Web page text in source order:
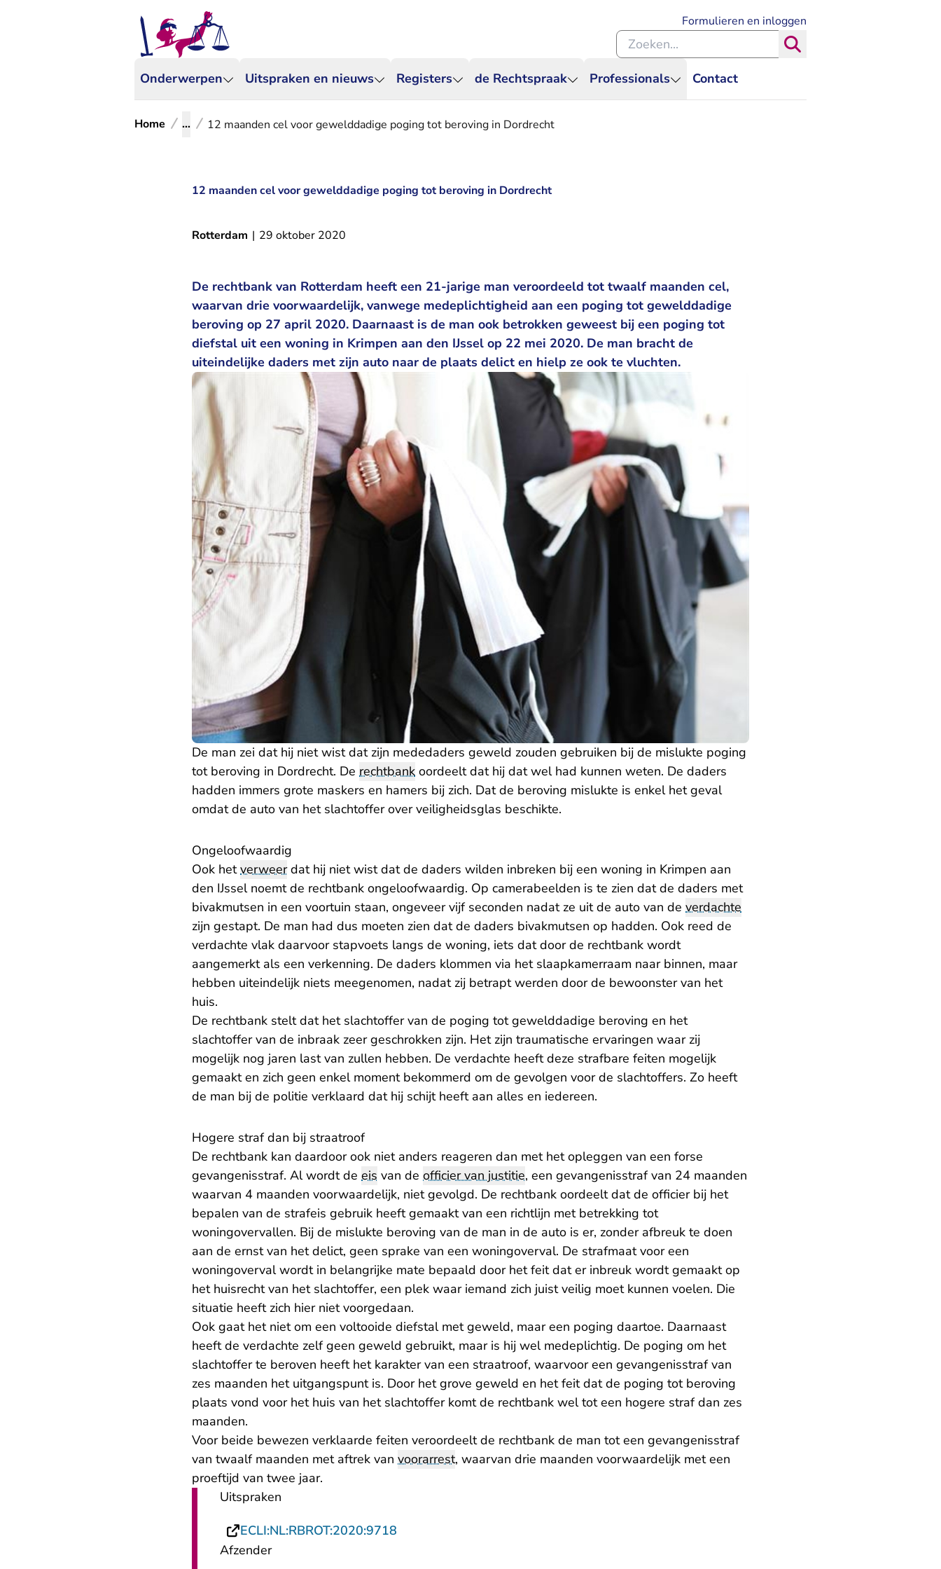
Onderwerpen Uitspraken en nieuws Registers de Rechtspraak Professionals Contact
Formulieren en inloggen
Zoeken binnen de Rechtspraak
Home ... 12 maanden cel voor gewelddadige poging tot beroving in Dordrecht
12 maanden cel voor gewelddadige poging tot beroving in Dordrecht
Rotterdam | 29 oktober 2020
De rechtbank van Rotterdam heeft een 21-jarige man veroordeeld tot twaalf maanden cel,
waarvan drie voorwaardelijk, vanwege medeplichtigheid aan een poging tot gewelddadige
beroving op 27 april 2020. Daarnaast is de man ook betrokken geweest bij een poging tot
diefstal uit een woning in Krimpen aan den IJssel op 22 mei 2020. De man bracht de
uiteindelijke daders met zijn auto naar de plaats delict en hielp ze ook te vluchten.
De man zei dat hij niet wist dat zijn mededaders geweld zouden gebruiken bij de mislukte poging
tot beroving in Dordrecht. De rechtbank oordeelt dat hij dat wel had kunnen weten. De daders
hadden immers grote maskers en hamers bij zich. Dat de beroving mislukte is enkel het geval
omdat de auto van het slachtoffer over veiligheidsglas beschikte.
Ongeloofwaardig
Ook hetverweerdat hij niet wist dat de daders wilden inbreken bij een woning in Krimpen aan
den IJssel noemt de rechtbank ongeloofwaardig. Op camerabeelden is te zien dat de daders met
bivakmutsen in een voortuin staan, ongeveer vijf seconden nadat ze uit de auto van de verdachte
zijn gestapt. De man had dus moeten zien dat de daders bivakmutsen op hadden. Ook reed de
verdachte vlak daarvoor stapvoets langs de woning, iets dat door de rechtbank wordt
aangemerkt als een verkenning. De daders klommen via het slaapkamerraam naar binnen, maar
hebben uiteindelijk niets meegenomen, nadat zij betrapt werden door de bewoonster van het
huis.
De rechtbank stelt dat het slachtoffer van de poging tot gewelddadige beroving en het
slachtoffer van de inbraak zeer geschrokken zijn. Het zijn traumatische ervaringen waar zij
mogelijk nog jaren last van zullen hebben. De verdachte heeft deze strafbare feiten mogelijk
gemaakt en zich geen enkel moment bekommerd om de gevolgen voor de slachtoffers. Zo heeft
de man bij de politie verklaard dat hij schijt heeft aan alles en iedereen.
Hogere straf dan bij straatroof
De rechtbank kan daardoor ook niet anders reageren dan met het opleggen van een forse
gevangenisstraf. Al wordt de eis van de officier van justitie, een gevangenisstraf van 24 maanden
waarvan 4 maanden voorwaardelijk, niet gevolgd. De rechtbank oordeelt dat de officier bij het
bepalen van de strafeis gebruik heeft gemaakt van een richtlijn met betrekking tot
woningovervallen. Bij de mislukte beroving van de man in de auto is er, zonder afbreuk te doen
aan de ernst van het delict, geen sprake van een woningoverval. De strafmaat voor een
woningoverval wordt in belangrijke mate bepaald door het feit dat er inbreuk wordt gemaakt op
het huisrecht van het slachtoffer, een plek waar iemand zich juist veilig moet kunnen voelen. Die
situatie heeft zich hier niet voorgedaan.
Ook gaat het niet om een voltooide diefstal met geweld, maar een poging daartoe. Daarnaast
heeft de verdachte zelf geen geweld gebruikt, maar is hij wel medeplichtig. De poging om het
slachtoffer te beroven heeft het karakter van een straatroof, waarvoor een gevangenisstraf van
zes maanden het uitgangspunt is. Door het grove geweld en het feit dat de poging tot beroving
plaats vond voor het huis van het slachtoffer komt de rechtbank wel tot een hogere straf dan zes
maanden.
Voor beide bewezen verklaarde feiten veroordeelt de rechtbank de man tot een gevangenisstraf
van twaalf maanden met aftrek van voorarrest, waarvan drie maanden voorwaardelijk met een
proeftijd van twee jaar.
Uitspraken
ECLI:NL:RBROT:2020:9718
Afzender